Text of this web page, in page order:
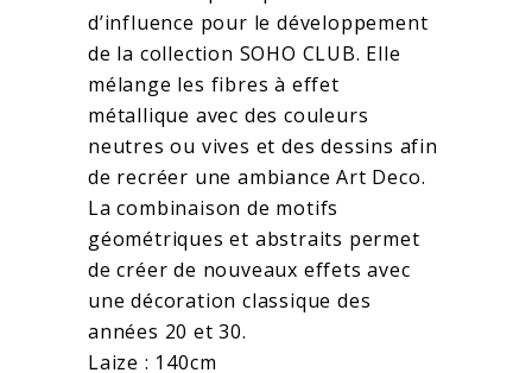
d’influence pour le développement
de la collection SOHO CLUB. Elle
mélange les fibres à effet
métallique avec des couleurs
neutres ou vives et des dessins afin
de recréer une ambiance Art Deco.
La combinaison de motifs
géométriques et abstraits permet
de créer de nouveaux effets avec
une décoration classique des
années 20 et 30.
Laize : 140cm